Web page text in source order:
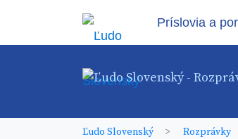
Príslovia a
Ľudo Slovenský Rozprávky